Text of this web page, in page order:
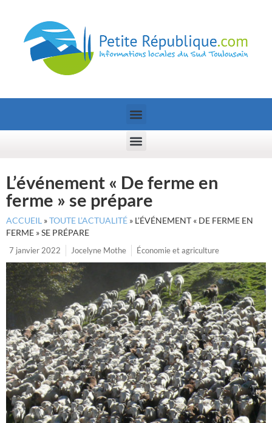
L’événement « De ferme en
ferme » se prépare
ACCUEIL »TOUTE L’ACTUALITÉ » L’ÉVÉNEMENT « DE FERME EN
FERME » SE PRÉPARE
7 janvier 2022
Jocelyne Mothe Économie et agriculture